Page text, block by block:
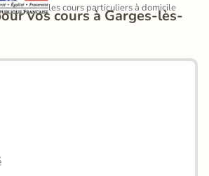
les cours particuliers à domicile
vos cours à Garges-lès-